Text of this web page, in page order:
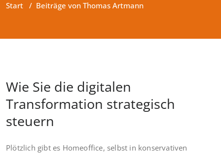
Start / Beiträge von Thomas Artmann
Wie Sie die digitalen
Transformation strategisch
steuern
Plötzlich gibt es Homeoffice, selbst in konservativen